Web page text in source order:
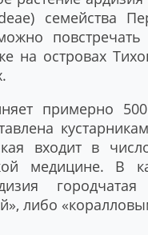
семейства
на островах
примерно
входит в
медицине. В
либо